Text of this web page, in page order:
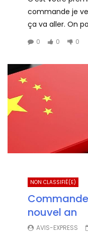
commande je
ça va aller. On
0 0 0
NON CLASSIFIÉ(E)
nouvel an
AVIS-EXPRESS